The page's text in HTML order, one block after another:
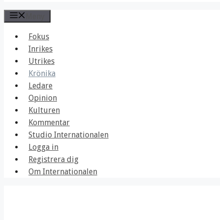
Fokus
Inrikes
Utrikes
Krönika
Ledare
Opinion
Kulturen
Kommentar
Studio Internationalen
Logga in
Registrera dig
Om Internationalen